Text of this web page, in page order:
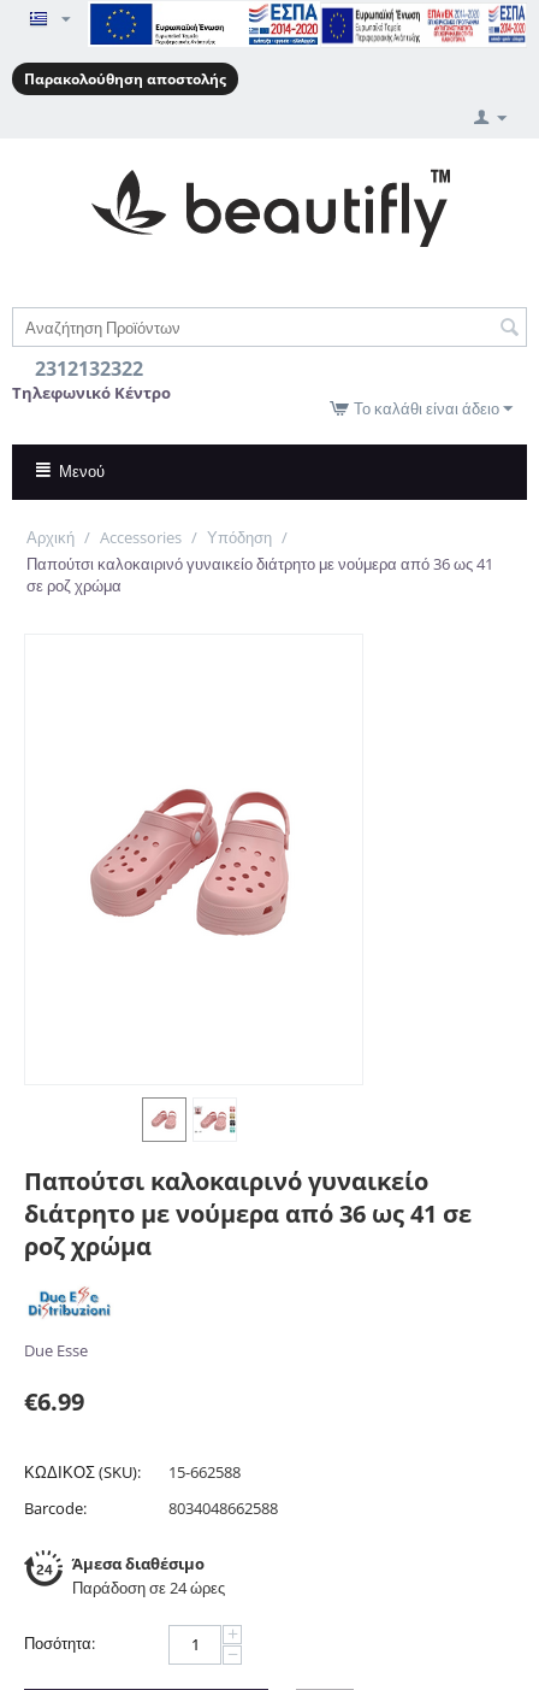
Παρακολούθηση αποστολής
2312132322
Τηλεφωνικό Κέντρο
Το καλάθι είναι άδειο
Μενού
Αρχική / Accessories / Υπόδηση /
Παπούτσι καλοκαιρινό γυναικείο διάτρητο με νούμερα από 36 ως 41
σε ροζ χρώμα
Παπούτσι καλοκαιρινό γυναικείο
διάτρητο με νούμερα από 36 ως 41 σε
ροζ χρώμα
Due Esse
€6.99
ΚΩΔΙΚΟΣ (SKU):
15-662588
Barcode:
8034048662588
Άμεσα διαθέσιμο
Παράδοση σε 24 ώρες
Ποσότητα: +
−